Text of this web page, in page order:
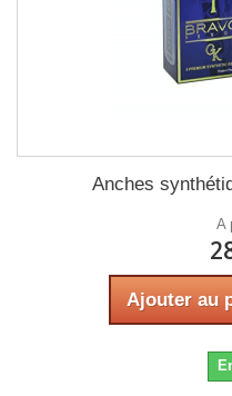
Anches
A
Ajouter au